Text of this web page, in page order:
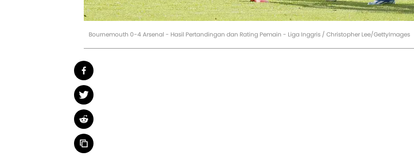
Bournemouth 0-4 Arsenal - Hasil Pertandingan dan Rating Pemain - Liga Inggris / Christopher Lee/GettyImages